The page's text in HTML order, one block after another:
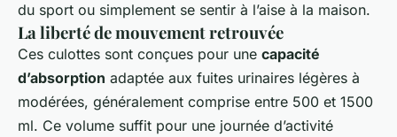
du sport ou simplement se sentir à l’aise à la maison.
La liberté de mouvement retrouvée
Ces culottes sont conçues pour une capacité
d’absorption adaptée aux fuites urinaires légères à
modérées, généralement comprise entre 500 et 1500
ml. Ce volume suffit pour une journée d’activité